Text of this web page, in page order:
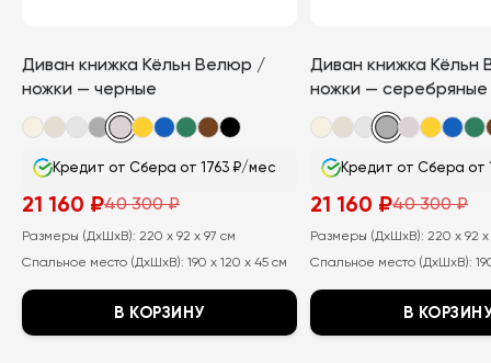
Диван книжка Кёльн Велюр /
ножки — черные
Кредит от Сбера от 1763 ₽/мес
40 300₽
Первоначальная
составляла
300
21 160 ₽
Текущая
21
₽.
Размеры (ДхШхВ): 220 x 92 x 97 см
Спальное место (ДхШхВ): 190 x 120 x 45 см
В КОРЗИНУ
Диван книжка
ножки — серебряные
Кредит от Сбера от
40 300₽
Первоначальная
составляла
300
21 160 ₽
Текущая
21
₽.
Размеры (ДхШхВ): 220 x 92 x
Спальное место (ДхШхВ):
В